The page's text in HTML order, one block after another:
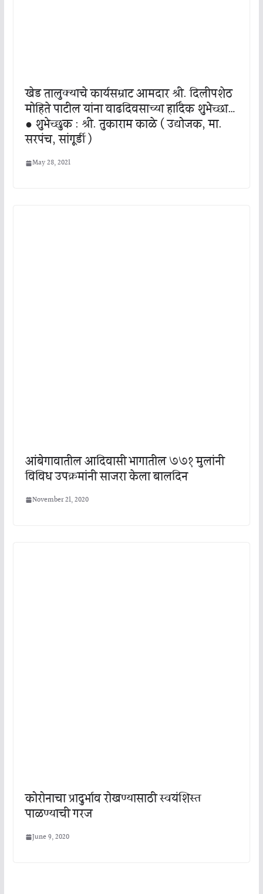
खेड तालुक्याचे कार्यसम्राट आमदार श्री. दिलीपशेठ
मोहिते पाटील यांना वाढदिवसाच्या हार्दिक शुभेच्छा…
● शुभेच्छुक : श्री. तुकाराम काळे ( उद्योजक, मा.
सरपंच, सांगूर्डी )
May 28, 2021
आंबेगावातील आदिवासी भागातील ७७१ मुलांनी
विविध उपक्रमांनी साजरा केला बालदिन
November 21, 2020
कोरोनाचा प्रादुर्भाव रोखण्यासाठी स्वयंशिस्त
पाळण्याची गरज
June 9, 2020